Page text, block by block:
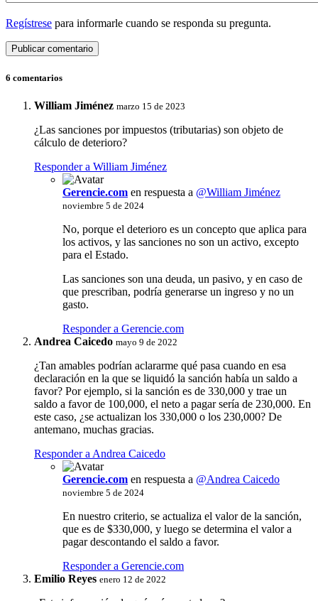
Regístrese para informarle cuando se responda su pregunta.
6 comentarios
William Jiménez marzo 15 de 2023
¿Las sanciones por impuestos (tributarias) son objeto de
cálculo de deterioro?
Responder a William Jiménez
Gerencie.com en respuesta a @William Jiménez
noviembre 5 de 2024
No, porque el deterioro es un concepto que aplica para
los activos, y las sanciones no son un activo, excepto
para el Estado.
Las sanciones son una deuda, un pasivo, y en caso de
que prescriban, podría generarse un ingreso y no un
gasto.
Responder a Gerencie.com
Andrea Caicedo mayo 9 de 2022
¿Tan amables podrían aclararme qué pasa cuando en esa
declaración en la que se liquidó la sanción había un saldo a
favor? Por ejemplo, si la sanción es de 330,000 y trae un
saldo a favor de 100,000, el neto a pagar sería de 230,000. En
este caso, ¿se actualizan los 330,000 o los 230,000? De
antemano, muchas gracias.
Responder a Andrea Caicedo
Gerencie.com en respuesta a @Andrea Caicedo
noviembre 5 de 2024
En nuestro criterio, se actualiza el valor de la sanción,
que es de $330,000, y luego se determina el valor a
pagar descontando el saldo a favor.
Responder a Gerencie.com
Emilio Reyes enero 12 de 2022